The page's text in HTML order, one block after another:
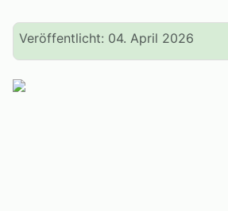
Veröffentlicht: 04. April 2026